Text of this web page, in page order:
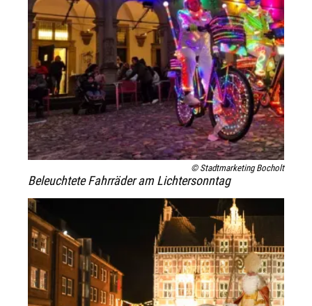
© Stadtmarketing Bocholt
Beleuchtete Fahrräder am Lichtersonntag